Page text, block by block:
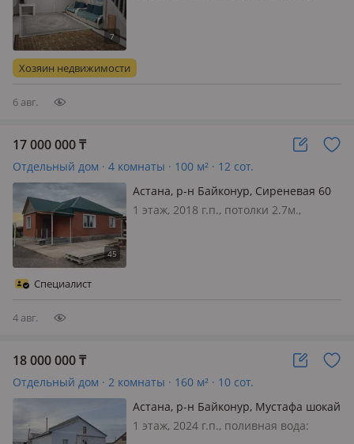
Хозяин недвижимости
6 авг.
17 000 000₸
Отдельный дом · 4 комнаты · 100 м² · 12 сот.
Астана, р-н Байконур, Сиреневая 60
— ЭТО ЗА ГОРОДОМ. 15км.
1 этаж, 2018 г.п., потолки 2.7м.,
Специалист
4 авг.
18 000 000₸
Отдельный дом · 2 комнаты · 160 м² · 10 сот.
Астана, р-н Байконур, Мустафа шокай
32 — Супер маркет Олжа рядом
1 этаж, 2024 г.п., поливная вода: